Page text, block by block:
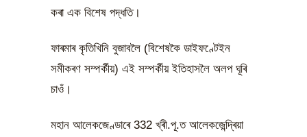
কৰা এক বিশেষ পদ্ধতি।
ফাৰমাৰ কৃতিখিনি বুজাবলৈ (বিশেষকৈ ডাইফণ্টেইন
সমীকৰণ সম্পৰ্কীয়) এই সম্পৰ্কীয় ইতিহাসলৈ অলপ ঘূৰি
চাওঁ।
মহান আলেকজেণ্ডাৰে 332 খ্ৰী.পূ.ত আলেকজেন্দ্ৰিয়া